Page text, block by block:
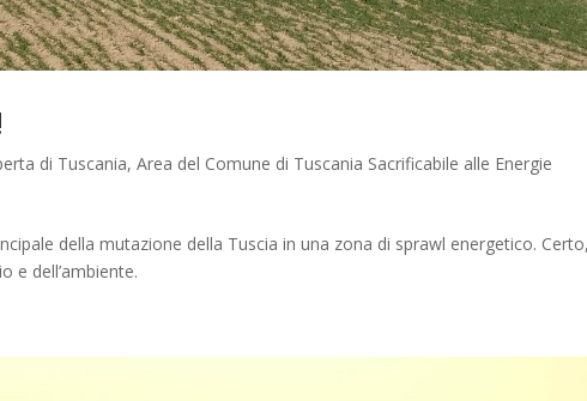
di Tuscania,Area del Comune di Tuscania Sacrificabile alle Energie
della mutazione della Tuscia in una zona di sprawl energetico.
e dell’ambiente.